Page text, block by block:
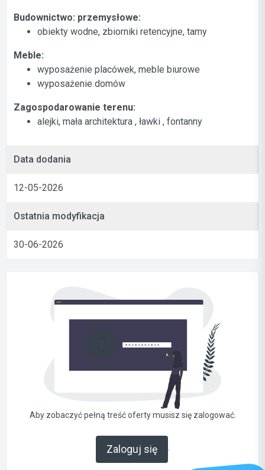
Budownictwo: przemysłowe:
obiekty wodne, zbiorniki retencyjne, tamy
Meble:
wyposażenie placówek, meble biurowe
wyposażenie domów
Zagospodarowanie terenu:
alejki, mała architektura , ławki , fontanny
Data dodania
12-05-2026
Ostatnia modyfikacja
30-06-2026
Aby zobaczyć pełną treść oferty musisz się zalogować.
Zaloguj się .